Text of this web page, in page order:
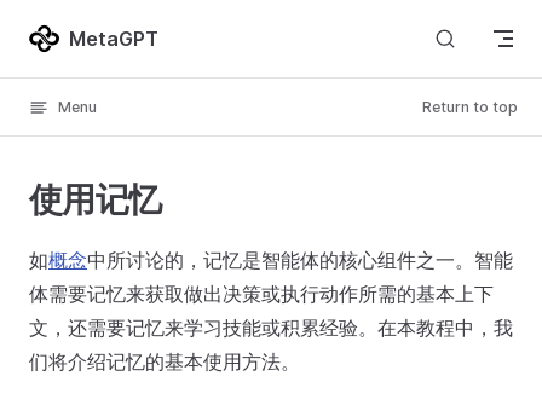
Skip to content
MetaGPT
Menu Return to top
使用记忆
如概念中所讨论的，记忆是智能体的核心组件之一。智能
体需要记忆来获取做出决策或执行动作所需的基本上下
文，还需要记忆来学习技能或积累经验。在本教程中，我
们将介绍记忆的基本使用方法。